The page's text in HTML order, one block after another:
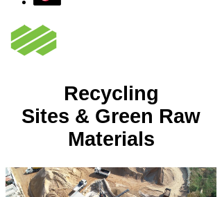
Recycling
Sites & Green Raw
Materials